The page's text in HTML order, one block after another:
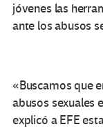
jóvenes las
ante los abusos
«Buscamos que
abusos sexuales
explicó a EFE